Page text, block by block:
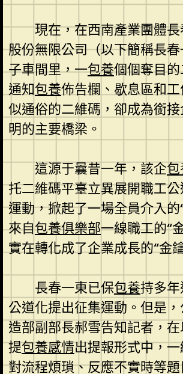
現在，在西南產業團體
股份無限公司（以下簡稱長
子車間里，一包養個個奪目
通知包養佈告欄、歇息區和
似通俗的二維碼，卻成為銜
明的主要橋梁。
這源于曩昔一年，該企
托二維碼平臺立異展開職工
運動，掀起了一場全員介入的
來自包養俱樂部一線職工的“
實在轉化成了企業成長的“金
長春一東已保包養持多
公道化提出征集運動。但是
造部副部長郝雪告知記者，
提包養感情出提報形式中，
對流程煩瑣、反應不實時等